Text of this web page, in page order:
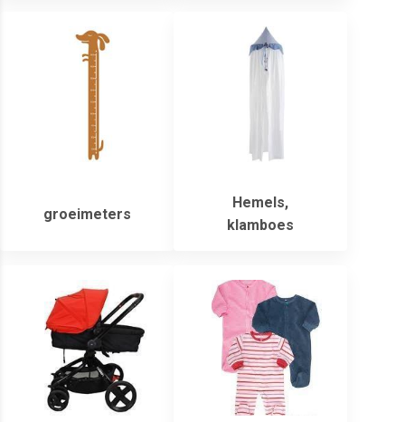
groeimeters
Hemels,
klamboes